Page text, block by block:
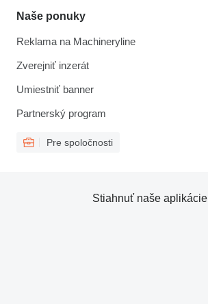
Naše ponuky
Reklama na Machineryline
Zverejniť inzerát
Umiestniť banner
Partnerský program
Pre spoločnosti
Stiahnuť naše aplikácie